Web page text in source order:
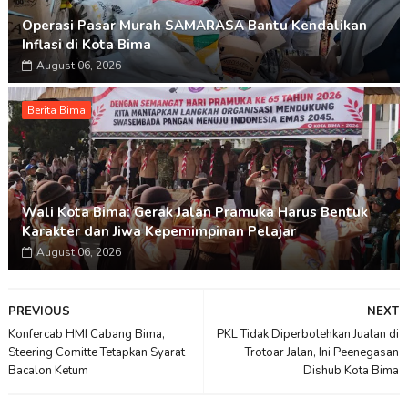
Operasi Pasar Murah SAMARASA Bantu Kendalikan
Inflasi di Kota Bima
August 06, 2026
Berita Bima
Wali Kota Bima: Gerak Jalan Pramuka Harus Bentuk
Karakter dan Jiwa Kepemimpinan Pelajar
August 06, 2026
NEXT
PKL Tidak Diperbolehkan Jualan di
Trotoar Jalan, Ini Peenegasan
Dishub Kota Bima
PREVIOUS
Konfercab HMI Cabang Bima,
Steering Comitte Tetapkan Syarat
Bacalon Ketum